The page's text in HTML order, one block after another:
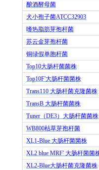
酿酒酵母菌
犬小孢子菌ATCC32903
嗜热脂肪芽孢杆菌
苏云金芽孢杆菌
铜绿假单胞杆菌
Top10大肠杆菌菌株
Top10F'大肠杆菌菌株
Trans110 大肠杆菌克隆菌株
TransB 大肠杆菌菌株
Tuner （DE3）大肠杆菌菌株
WB800枯草芽孢杆菌
XL1-Blue 大肠杆菌菌株
XL2 blue MRF' 大肠杆菌菌
XL2-Blue大肠杆菌克隆菌株